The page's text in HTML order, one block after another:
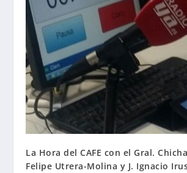
La Hora del CAFE con el Gral.
Felipe Utrera-Molina y J. Ignacio